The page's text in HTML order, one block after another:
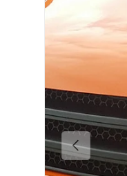
Vorherige